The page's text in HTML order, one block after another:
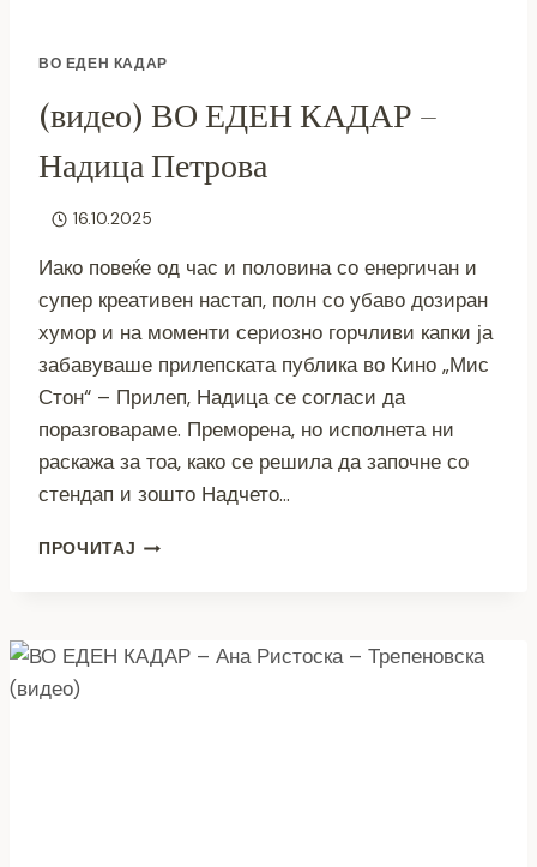
ВО ЕДЕН КАДАР
(видео) ВО ЕДЕН КАДАР –
Надица Петрова
16.10.2025
Иако повеќе од час и половина со енергичан и
супер креативен настап, полн со убаво дозиран
хумор и на моменти сериозно горчливи капки ја
забавуваше прилепската публика во Кино „Мис
Стон“ – Прилеп, Надица се согласи да
поразговараме. Преморена, но исполнета ни
раскажа за тоа, како се решила да започне со
стендап и зошто Надчето…
ПРОЧИТАЈ (ВИДЕО)
–
НАДИЦА